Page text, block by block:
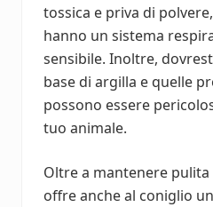
tossica e priva di
hanno un sistema
sensibile. Inoltre,
base di argilla e quelle
possono essere
tuo animale.
Oltre a mantenere
offre anche al coniglio